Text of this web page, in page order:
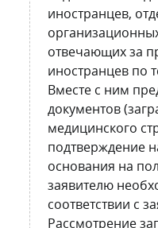
иностранцев,
отвечающих за
иностранцев по
Вместе с ним
документов
медицинского
подтверждение
основания на
заявителю
соответствии с
Рассмотрение